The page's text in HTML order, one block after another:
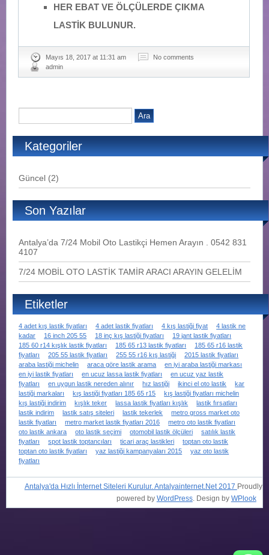
HER EBAT VE ÖLÇÜLERDE ÇIKMA
LASTİK BULUNUR.
Mayıs 18, 2017 at 11:31 am
No comments
admin
Kategoriler
Güncel (2)
Son Yazılar
Antalya’da 7/24 Mobil Oto Lastikçi Hemen Arayın . 0542 831
4107
7/24 MOBİL OTO LASTİK TAMİR ARACI ARAYIN GELELİM
Etiketler
4 adet kış lastik fiyatları 4 adet lastik fiyatları 4 kış lastiği fiyat
4 lastik ne
kadar
16 inch 205 55 18 inç kış lastiği fiyatları
19 jant lastik fiyatları
185 60 r14 kışlık lastik fiyatları
185 65 r13 lastik fiyatları
185 65 r16 lastik
fiyatları
205 55 lastik fiyatları 255 55 r16 kış lastiği
2015 lastik fiyatları
araba lastiği michelin
araca göre lastik arama
en iyi araba lastiği markası
en iyi lastik fiyatları
en ucuz lassa lastik fiyatları
en ucuz yaz lastik
fiyatları
en uygun lastik nereden alınır hız lastiği ikinci el oto lastik
kar
lastiği markaları
kış lastiği fiyatları 185 65 r15
kış lastiği fiyatları michelin
kış lastiği indirim
kışlık teker lassa lastik fiyatları kışlık
lastik fırsatları
lastik indirim
lastik satış siteleri lastik tekerlek
metro gross market oto
lastik fiyatları
metro market lastik fiyatları 2016
metro oto lastik fiyatları
oto lastik ankara
oto lastik seçimi otomobil lastik ölçüleri
satılık lastik
fiyatları
spot lastik toptancıları ticari araç lastikleri
toptan oto lastik
toptan oto lastik fiyatları
yaz lastiği kampanyaları 2015
yaz oto lastik
fiyatları
Antalya'da Hızlı İnternet Siteleri Kurulur. Antalyainternet.Net 2017 Proudly
powered by WordPress. Design by WPlook